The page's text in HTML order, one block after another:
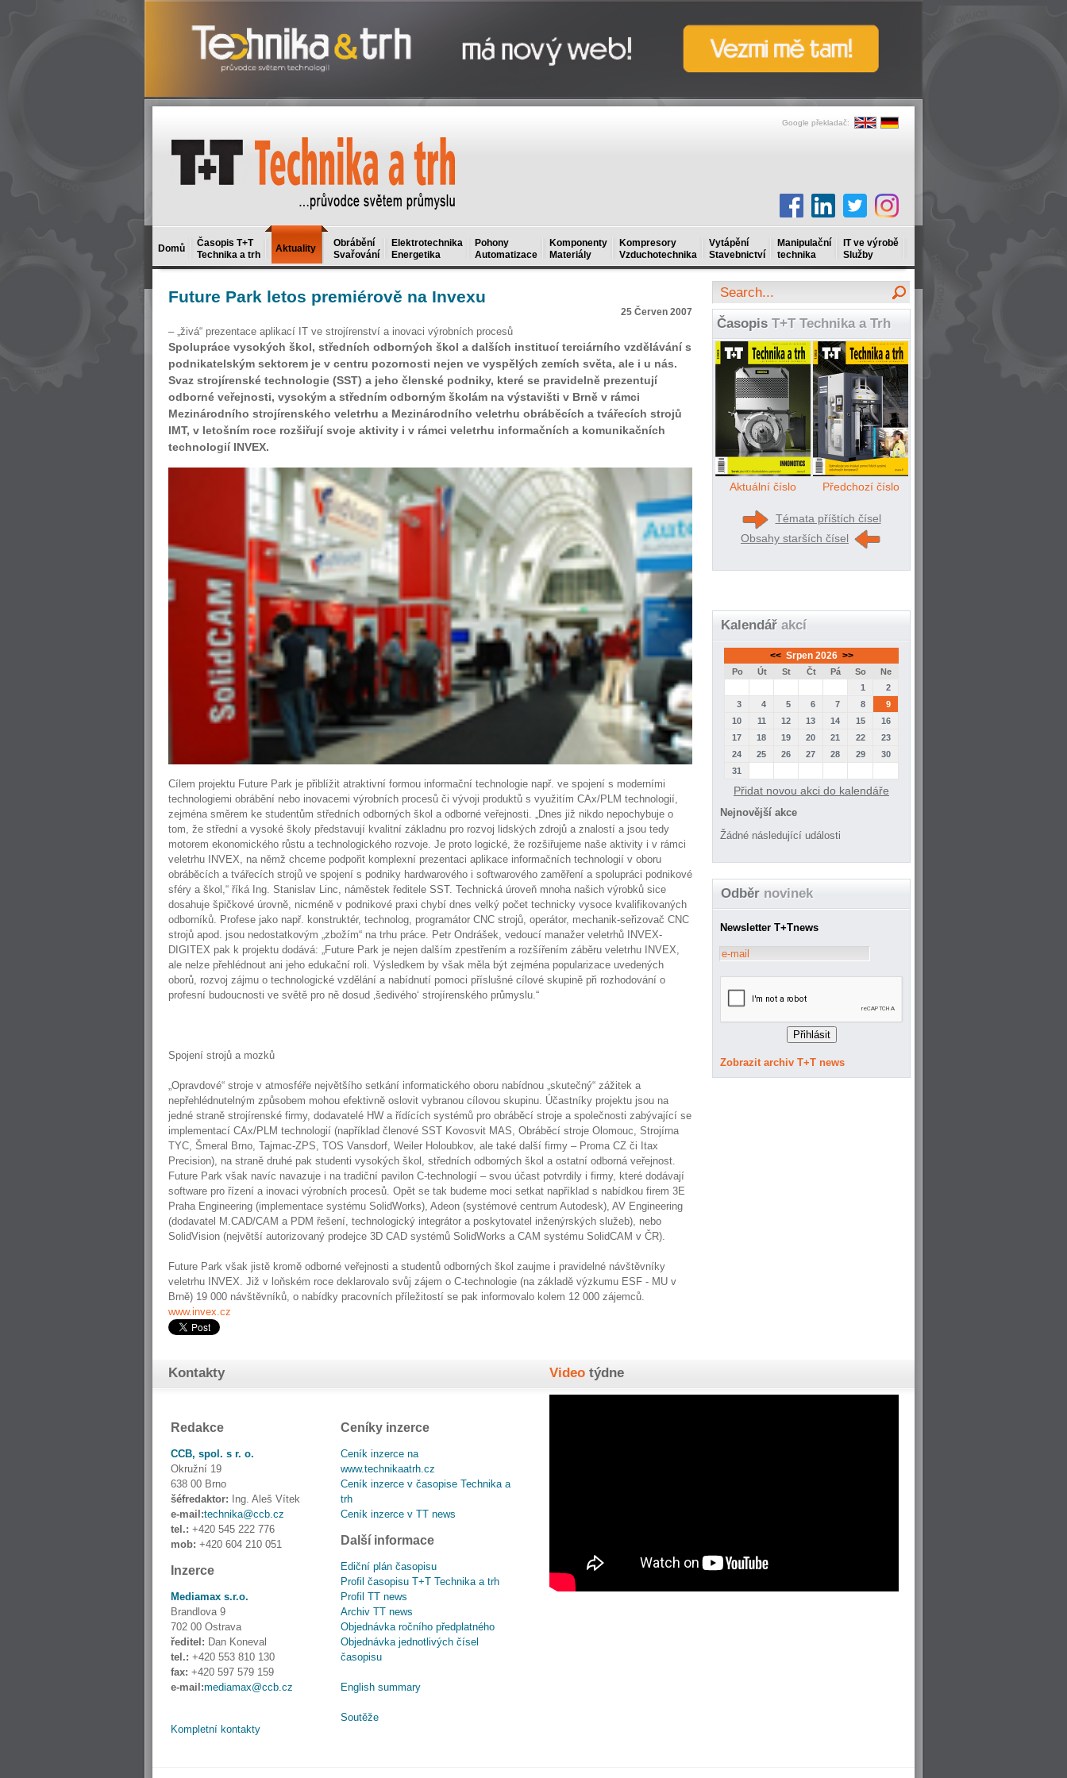
Google překladač:
Domů
Časopis T+T
Technika a trh
Aktuality
Obrábění
Svařování
Elektrotechnika
Energetika
Pohony
Automatizace
Komponenty
Materiály
Kompresory
Vzduchotechnika
Vytápění
Stavebnictví
Manipulační
technika
IT ve výrobě
Služby
Future Park letos premiérově na Invexu
25 Červen 2007
– „živá“ prezentace aplikací IT ve strojírenství a inovaci výrobních procesů
Spolupráce vysokých škol, středních odborných škol a dalších institucí terciárního vzdělávání s
podnikatelským sektorem je v centru pozornosti nejen ve vyspělých zemích světa, ale i u nás.
Svaz strojírenské technologie (SST) a jeho členské podniky, které se pravidelně prezentují
odborné veřejnosti, vysokým a středním odborným školám na výstavišti v Brně v rámci
Mezinárodního strojírenského veletrhu a Mezinárodního veletrhu obráběcích a tvářecích strojů
IMT, v letošním roce rozšiřují svoje aktivity i v rámci veletrhu informačních a komunikačních
technologií INVEX.
Cílem projektu Future Park je přiblížit atraktivní formou informační technologie např. ve spojení s moderními
technologiemi obrábění nebo inovacemi výrobních procesů či vývoji produktů s využitím CAx/PLM technologií,
zejména směrem ke studentům středních odborných škol a odborné veřejnosti. „Dnes již nikdo nepochybuje o
tom, že střední a vysoké školy představují kvalitní základnu pro rozvoj lidských zdrojů a znalostí a jsou tedy
motorem ekonomického růstu a technologického rozvoje. Je proto logické, že rozšiřujeme naše aktivity i v rámci
veletrhu INVEX, na němž chceme podpořit komplexní prezentaci aplikace informačních technologií v oboru
obráběcích a tvářecích strojů ve spojení s podniky hardwarového i softwarového zaměření a spolupráci podnikové
sféry a škol,“ říká Ing. Stanislav Linc, náměstek ředitele SST. Technická úroveň mnoha našich výrobků sice
dosahuje špičkové úrovně, nicméně v podnikové praxi chybí dnes velký počet technicky vysoce kvalifikovaných
odborníků. Profese jako např. konstruktér, technolog, programátor CNC strojů, operátor, mechanik-seřizovač CNC
strojů apod. jsou nedostatkovým „zbožím“ na trhu práce. Petr Ondrášek, vedoucí manažer veletrhů INVEX-
DIGITEX pak k projektu dodává: „Future Park je nejen dalším zpestřením a rozšířením záběru veletrhu INVEX,
ale nelze přehlédnout ani jeho edukační roli. Výsledkem by však měla být zejména popularizace uvedených
oborů, rozvoj zájmu o technologické vzdělání a nabídnutí pomoci příslušné cílové skupině při rozhodování o
profesní budoucnosti ve světě pro ně dosud ‚šedivého‘ strojírenského průmyslu.“
Spojení strojů a mozků
„Opravdové“ stroje v atmosféře největšího setkání informatického oboru nabídnou „skutečný“ zážitek a
nepřehlédnutelným způsobem mohou efektivně oslovit vybranou cílovou skupinu. Účastníky projektu jsou na
jedné straně strojírenské firmy, dodavatelé HW a řídících systémů pro obráběcí stroje a společnosti zabývající se
implementací CAx/PLM technologií (například členové SST Kovosvit MAS, Obráběcí stroje Olomouc, Strojírna
TYC, Šmeral Brno, Tajmac-ZPS, TOS Vansdorf, Weiler Holoubkov, ale také další firmy – Proma CZ či Itax
Precision), na straně druhé pak studenti vysokých škol, středních odborných škol a ostatní odborná veřejnost.
Future Park však navíc navazuje i na tradiční pavilon C-technologií – svou účast potvrdily i firmy, které dodávají
software pro řízení a inovaci výrobních procesů. Opět se tak budeme moci setkat například s nabídkou firem 3E
Praha Engineering (implementace systému SolidWorks), Adeon (systémové centrum Autodesk), AV Engineering
(dodavatel M.CAD/CAM a PDM řešení, technologický integrátor a poskytovatel inženýrských služeb), nebo
SolidVision (největší autorizovaný prodejce 3D CAD systémů SolidWorks a CAM systému SolidCAM v ČR).
Future Park však jistě kromě odborné veřejnosti a studentů odborných škol zaujme i pravidelné návštěvníky
veletrhu INVEX. Již v loňském roce deklarovalo svůj zájem o C-technologie (na základě výzkumu ESF - MU v
Brně) 19 000 návštěvníků, o nabídky pracovních příležitostí se pak informovalo kolem 12 000 zájemců.
www.invex.cz
Časopis T+T Technika a Trh
Aktuální číslo Předchozí číslo
Témata příštích čísel
Obsahy starších čísel
Kalendář akcí
<< Srpen 2026 >>
Po Út St Čt Pá So
Ne
1
2
3
4 5 6 7 8
9
10
11 12 13 14 15
16
17
18 19 20 21 22
23
24
25 26 27 28 29
30
31
Přidat novou akci do kalendáře
Nejnovější akce
Žádné následující události
Odběr novinek
Newsletter T+Tnews
Zobrazit archiv T+T news
Kontakty
Redakce
CCB, spol. s r. o.
Okružní 19
638 00 Brno
šéfredaktor: Ing. Aleš Vítek
e-mail:technika@ccb.cz
tel.: +420 545 222 776
mob: +420 604 210 051
Inzerce
Mediamax s.r.o.
Brandlova 9
702 00 Ostrava
ředitel: Dan Koneval
tel.: +420 553 810 130
fax: +420 597 579 159
e-mail:mediamax@ccb.cz
Kompletní kontakty
Ceníky inzerce
Ceník inzerce na
www.technikaatrh.cz
Ceník inzerce v časopise Technika a
trh
Ceník inzerce v TT news
Další informace
Ediční plán časopisu
Profil časopisu T+T Technika a trh
Profil TT news
Archiv TT news
Objednávka ročního předplatného
Objednávka jednotlivých čísel
časopisu
English summary
Soutěže
Video týdne